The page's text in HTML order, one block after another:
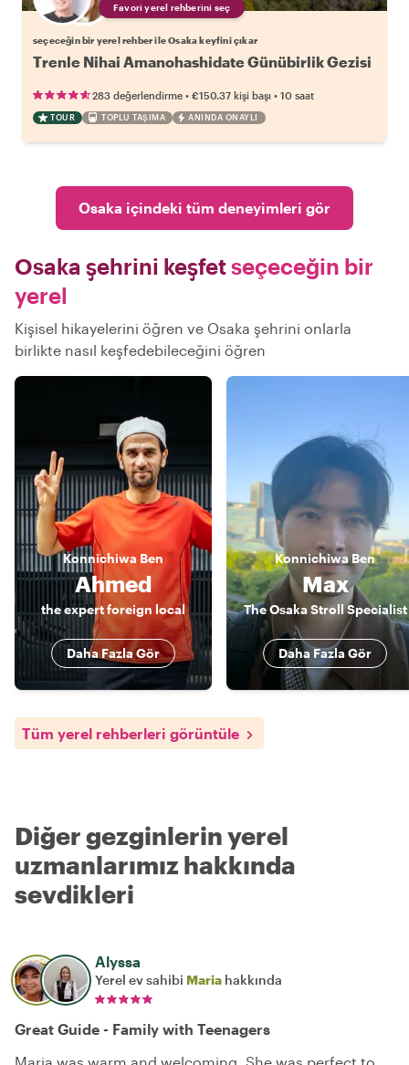
Favori yerel rehberini seç
seçeceğin bir yerel rehber ile Osaka keyfini çıkar
Trenle Nihai Amanohashidate Günübirlik Gezisi
283 değerlendirme • €150.37 kişi başı • 10 saat
TOUR TOPLU TAŞIMA ANINDA ONAYLI
Osaka içindeki tüm deneyimleri gör
Osaka şehrini keşfetseçeceğin bir
yerel
Kişisel hikayelerini öğren ve Osaka şehrini onlarla
birlikte nasıl keşfedebileceğini öğren
Konnichiwa Ben
Ahmed
the expert foreign local
Daha Fazla Gör
KonnichiwaBen
Max
The Osaka Stroll Specialist
Daha Fazla Gör
Tüm yerel rehberleri görüntüle
Diğer gezginlerin yerel
uzmanlarımız hakkında
sevdikleri
Alyssa
Yerel ev sahibi Maria hakkında
Great Guide - Family with Teenagers
Maria was warm and welcoming. She was perfect to